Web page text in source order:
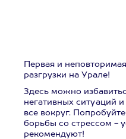
Первая и
разгрузки на Урале!
Здесь можно
негативных ситуаций
все вокруг.
борьбы со стрессом -
рекомендуют!